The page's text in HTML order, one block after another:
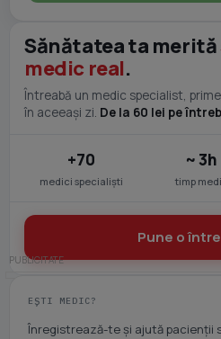
Sănătatea ta merită
medic real.
Întreabă un medic specialist,
în aceeași zi. De la 60 lei pe
+70
medici specialiști
~ 3h
timp
Pune o
EȘTI MEDIC?
Înregistrează-te și ajută pacienții